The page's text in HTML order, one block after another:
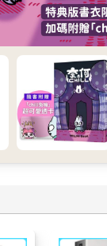
嗎？別做夢了。」
倒是有點動員，便
有效啊！」
有效又怎麼樣？就
一顆新眼睛嗎？我
色一沉，終於忍不
別的事情了嗎？」
陳媽媽被他突然說
他冷靜一點，以免
上頭，根本控制不
變自己糟糕的生活
，像刀子一樣狠狠